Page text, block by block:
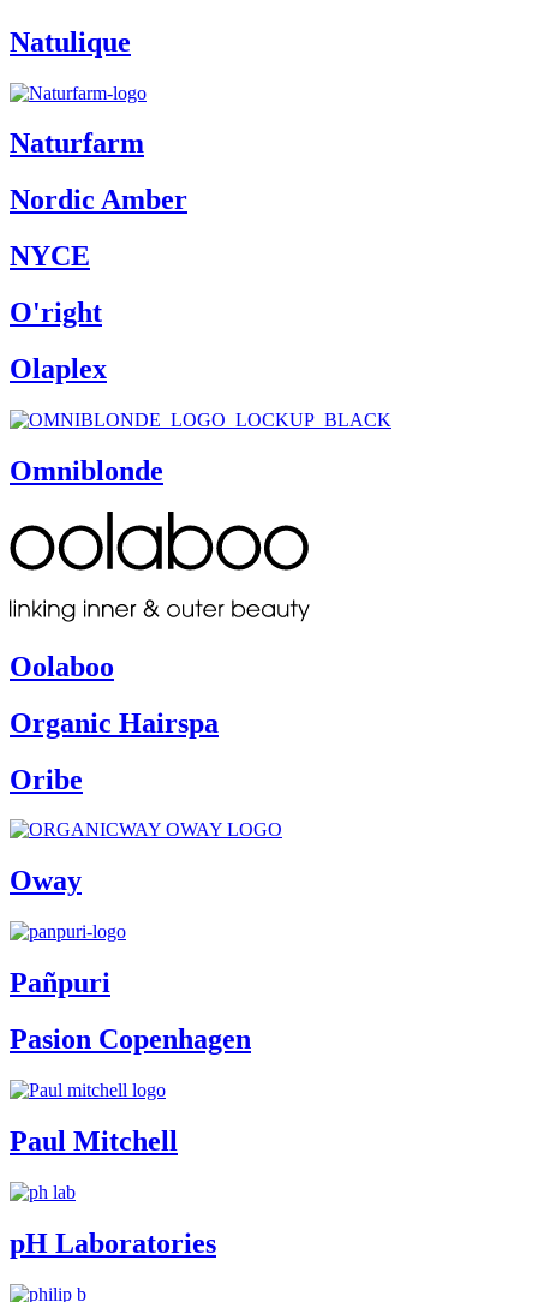
Natulique
Naturfarm
Nordic Amber
NYCE
O'right
Olaplex
Omniblonde
Oolaboo
Organic Hairspa
Oribe
Oway
Pañpuri
Pasion Copenhagen
Paul Mitchell
pH Laboratories